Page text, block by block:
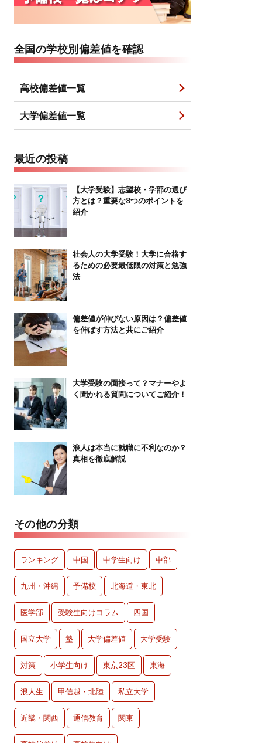
全国の学校別偏差値を確認
高校偏差値一覧
大学偏差値一覧
最近の投稿
【大学受験】志望校・学部の選び
方とは？重要な8つのポイントを
紹介
社会人の大学受験！大学に合格す
るための必要最低限の対策と勉強
法
偏差値が伸びない原因は？偏差値
を伸ばす方法と共にご紹介
大学受験の面接って？マナーやよ
く聞かれる質問についてご紹介！
浪人は本当に就職に不利なのか？
真相を徹底解説
その他の分類
ランキング 中国 中学生向け 中部
九州・沖縄 予備校 北海道・東北
医学部 受験生向けコラム 四国
国立大学 塾 大学偏差値 大学受験
対策 小学生向け 東京23区 東海
浪人生 甲信越・北陸 私立大学
近畿・関西 通信教育 関東